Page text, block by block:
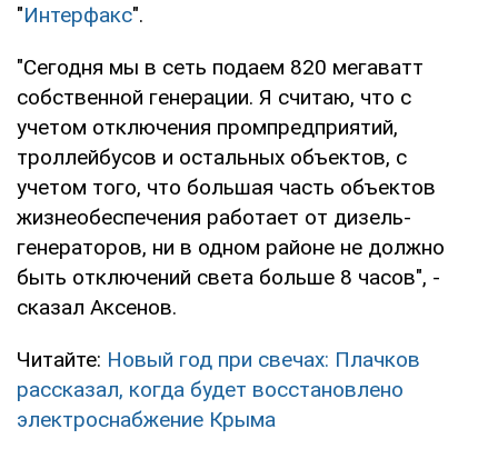
"Интерфакс".
"Сегодня мы в сеть подаем 820 мегаватт
собственной генерации. Я считаю, что с
учетом отключения промпредприятий,
троллейбусов и остальных объектов, с
учетом того, что большая часть объектов
жизнеобеспечения работает от дизель-
генераторов, ни в одном районе не должно
быть отключений света больше 8 часов", -
сказал Аксенов.
Читайте: Новый год при свечах: Плачков
рассказал, когда будет восстановлено
электроснабжение Крыма